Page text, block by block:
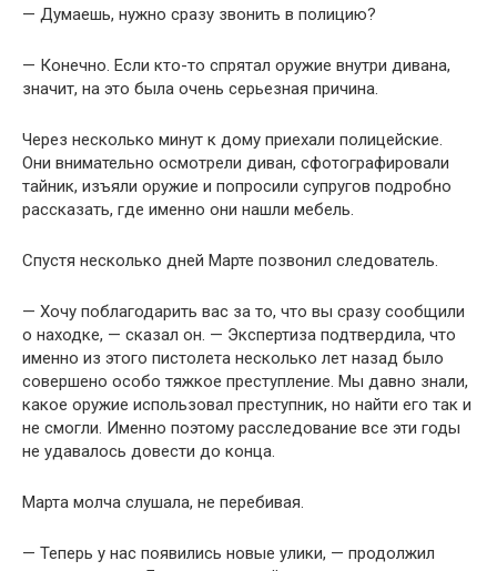
— Думаешь, нужно сразу звонить в полицию?
— Конечно. Если кто-то спрятал оружие внутри дивана,
значит, на это была очень серьезная причина.
Через несколько минут к дому приехали полицейские.
Они внимательно осмотрели диван, сфотографировали
тайник, изъяли оружие и попросили супругов подробно
рассказать, где именно они нашли мебель.
Спустя несколько дней Марте позвонил следователь.
— Хочу поблагодарить вас за то, что вы сразу сообщили
о находке, — сказал он. — Экспертиза подтвердила, что
именно из этого пистолета несколько лет назад было
совершено особо тяжкое преступление. Мы давно знали,
какое оружие использовал преступник, но найти его так и
не смогли. Именно поэтому расследование все эти годы
не удавалось довести до конца.
Марта молча слушала, не перебивая.
— Теперь у нас появились новые улики, — продолжил